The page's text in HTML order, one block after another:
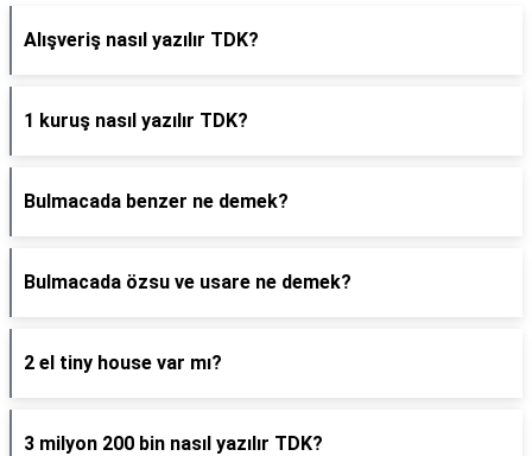
Alışveriş nasıl yazılır TDK?
1 kuruş nasıl yazılır TDK?
Bulmacada benzer ne demek?
Bulmacada özsu ve usare ne demek?
2 el tiny house var mı?
3 milyon 200 bin nasıl yazılır TDK?